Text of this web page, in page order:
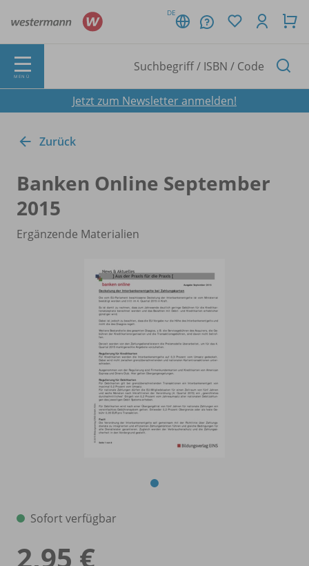
DE
MENÜ
Jetzt zum Newsletter anmelden!
Zurück
Banken Online September
2015
Ergänzende Materialien
Sofort verfügbar
2,95 €